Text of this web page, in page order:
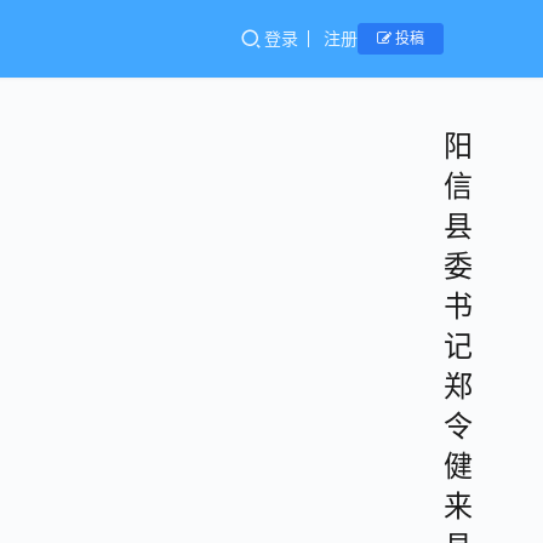
登录 注册 投稿
阳
信
县
委
书
记
郑
令
健
来